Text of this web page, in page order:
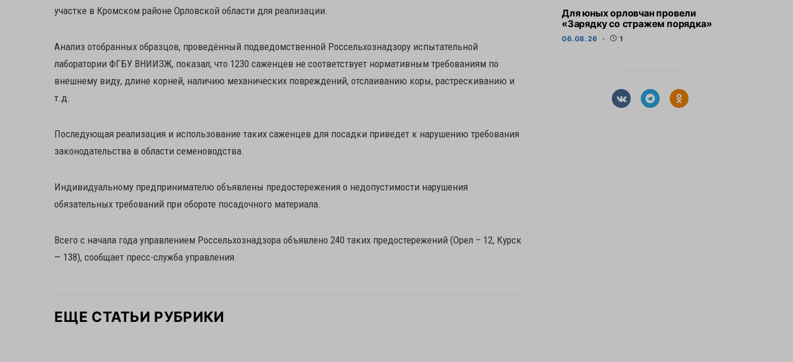
участке в Кромском районе Орловской области для реализации.
Анализ отобранных образцов, проведённый подведомственной Россельхознадзору испытательной
лаборатории ФГБУ ВНИИЗЖ, показал, что 1230 саженцев не соответствует нормативным требованиям по
внешнему виду, длине корней, наличию механических повреждений, отслаиванию коры, растрескиванию и
т.д.
Последующая реализация и использование таких саженцев для посадки приведет к нарушению требования
законодательства в области семеноводства.
Индивидуальному предпринимателю объявлены предостережения о недопустимости нарушения
обязательных требований при обороте посадочного материала.
Всего с начала года управлением Россельхознадзора объявлено 240 таких предостережений (Орел – 12, Курск
— 138), сообщает пресс-служба управления.
ЕЩЕ СТАТЬИ РУБРИКИ
Для юных орловчан провели
«Зарядку со стражем порядка»
06.08.26 1